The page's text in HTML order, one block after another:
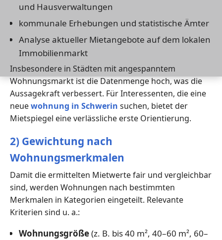
und Hausverwaltungen
kommunale Erhebungen und statistische Ämter
Analyse aktueller Mietangebote auf dem lokalen
Immobilienmarkt
Insbesondere in Städten mit angespanntem
Wohnungsmarkt ist die Datenmenge hoch, was die
Aussagekraft verbessert. Für Interessenten, die eine
neuewohnung in Schwerin suchen, bietet der
Mietspiegel eine verlässliche erste Orientierung.
2) Gewichtung nach
Wohnungsmerkmalen
Damit die ermittelten Mietwerte fair und vergleichbar
sind, werden Wohnungen nach bestimmten
Merkmalen in Kategorien eingeteilt. Relevante
Kriterien sind u. a.:
Wohnungsgröße(z. B. bis 40 m², 40–60 m², 60–